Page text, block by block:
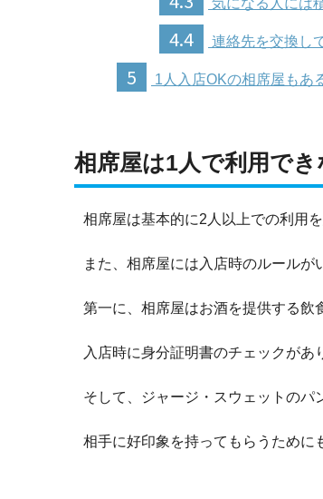
4.4 連絡先を交換し
5 1人入店OKの相席屋もあ
相席屋は1人で利用で
相席屋は基本的に2人以上での利用
また、相席屋には入店時のルールが
第一に、相席屋はお酒を提供する飲
入店時に身分証明書のチェックがあ
そして、ジャージ・スウェットのパ
相手に好印象を持ってもらうために